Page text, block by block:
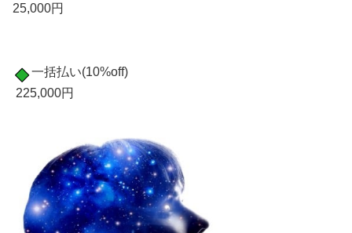
25,000円
一括払い(10%off)
225,000円